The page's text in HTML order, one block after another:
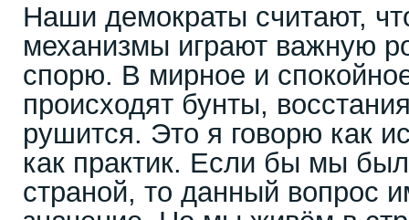
Наши демократы считают,
механизмы играют важную
спорю. В мирное и
происходят бунты,
рушится. Это я говорю как
как практик. Если бы мы
страной, то данный вопрос